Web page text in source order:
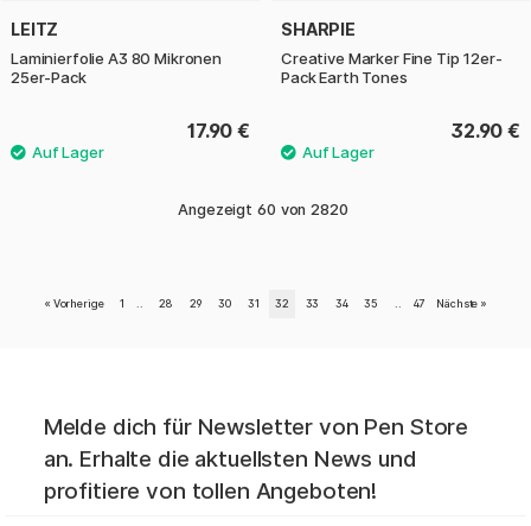
LEITZ
Laminierfolie A3 80 Mikronen
25er-Pack
17.90 €
SHARPIE
Creative Marker Fine Tip 12er-
Pack Earth Tones
32.90 €
Angezeigt 60 von 2820
« Vorherige 1 28 29 30 31 32 33 34 35 47 Nächste »
Melde dich für Newsletter von Pen Store
an. Erhalte die aktuellsten News und
profitiere von tollen Angeboten!